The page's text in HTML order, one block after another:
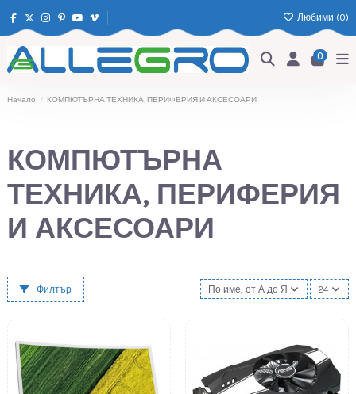
Любими (0)
0
Начало КОМПЮТЪРНА ТЕХНИКА, ПЕРИФЕРИЯ И АКСЕСОАРИ
КОМПЮТЪРНА
ТЕХНИКА, ПЕРИФЕРИЯ
И АКСЕСОАРИ
Филтър По име, от А до Я 24